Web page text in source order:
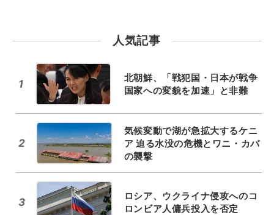
人気記事
1
北朝鮮、「戦犯国・日本が戦争
国家への変貌を加速」と非難
2
気候変動で湖が急拡大するケニ
ア 迫る水没の危機とワニ・カバ
の襲撃
3
ロシア、ウクライナ侵攻へのコ
ロンビア人傭兵投入を否定